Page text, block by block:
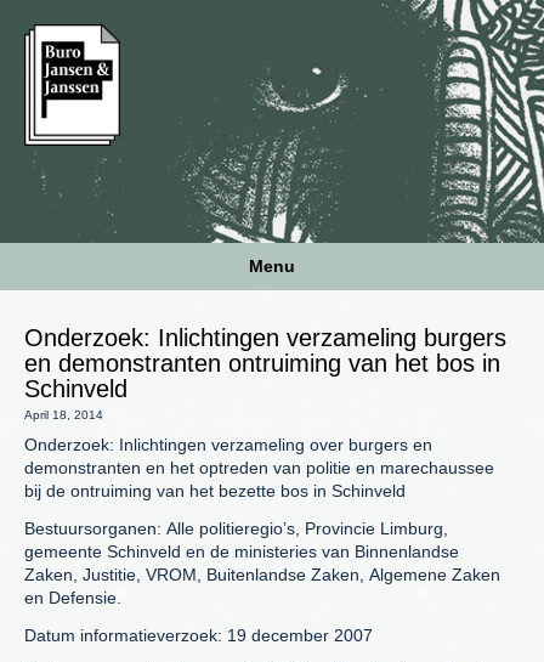
Menu
Onderzoek: Inlichtingen verzameling burgers
en demonstranten ontruiming van het bos in
Schinveld
April 18, 2014
Onderzoek: Inlichtingen verzameling over burgers en
demonstranten en het optreden van politie en marechaussee
bij de ontruiming van het bezette bos in Schinveld
Bestuursorganen: Alle politieregio’s, Provincie Limburg,
gemeente Schinveld en de ministeries van Binnenlandse
Zaken, Justitie, VROM, Buitenlandse Zaken, Algemene Zaken
en Defensie.
Datum informatieverzoek: 19 december 2007